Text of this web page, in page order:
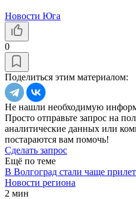
Новости Юга
0
Поделиться этим материалом:
Не нашли необходимую
Просто отправьте запрос на
аналитические данных или
постараются вам помочь!
Сделать запрос
Ещё по теме
В Волгоград стали чаще
Новости региона
2 мин